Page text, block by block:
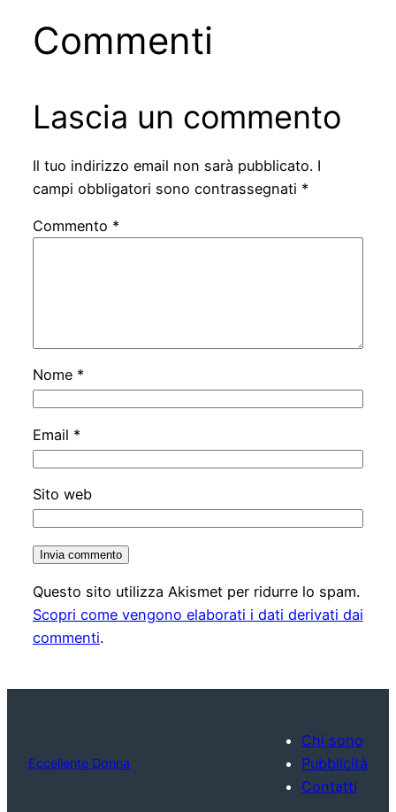
Commenti
Lascia un commento
Il tuo indirizzo email non sarà pubblicato. I
campi obbligatori sono contrassegnati *
Commento *
Nome *
Email *
Sito web
Questo sito utilizza Akismet per ridurre lo spam.
Scopri come vengono elaborati i dati derivati dai
commenti.
Eccellente Donna
Chi sono
Pubblicità
Contatti